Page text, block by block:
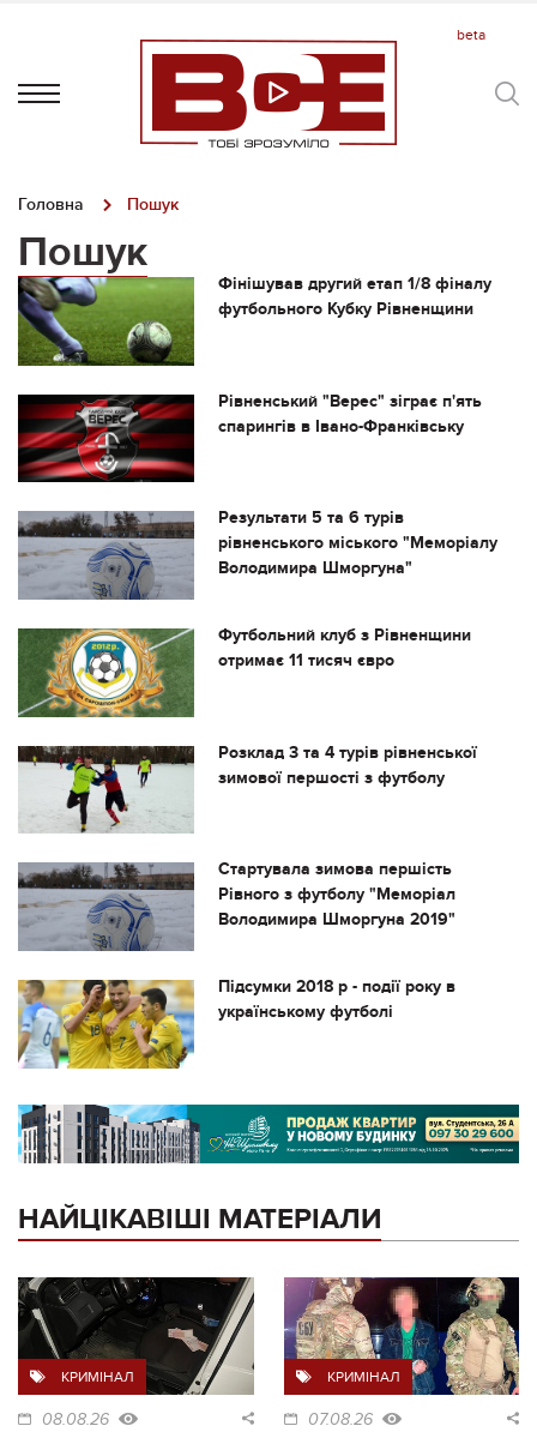
Головна Пошук
Пошук
Фінішував другий етап 1/8 фіналу
футбольного Кубку Рівненщини
Рівненський "Верес" зіграє п'ять
спарингів в Івано-Франківську
Результати 5 та 6 турів
рівненського міського "Меморіалу
Володимира Шморгуна"
Футбольний клуб з Рівненщини
отримає 11 тисяч євро
Розклад 3 та 4 турів рівненської
зимової першості з футболу
Стартувала зимова першість
Рівного з футболу "Меморіал
Володимира Шморгуна 2019"
Підсумки 2018 р - події року в
українському футболі
НАЙЦІКАВІШІ МАТЕРІАЛИ
КРИМІНАЛ
08.08.26
КРИМІНАЛ
07.08.26